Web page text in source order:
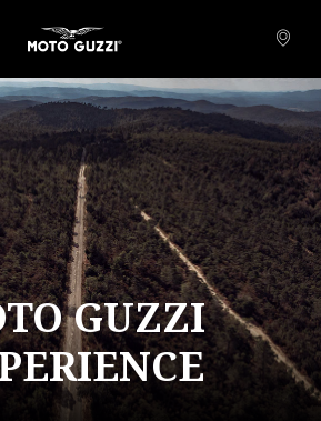
Přejít na hlavní obsah
GUZZI